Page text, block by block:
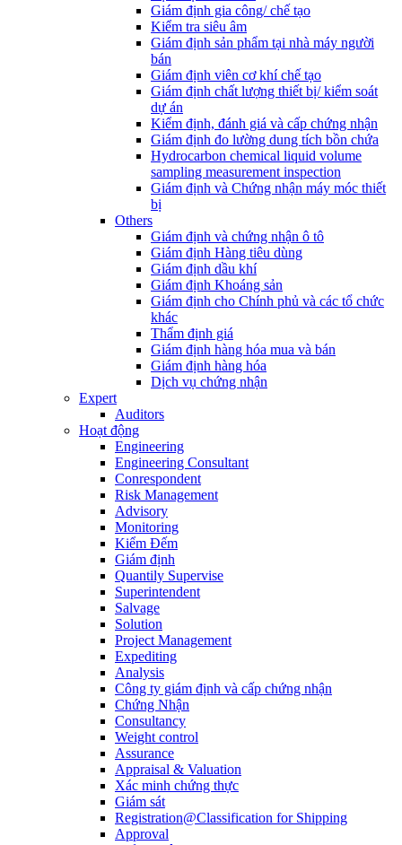
Giám định gia công/ chế tạo
Kiểm tra siêu âm
Giám định sản phẩm tại nhà máy người
bán
Giám định viên cơ khí chế tạo
Giám định chất lượng thiết bị/ kiểm soát
dự án
Kiểm định, đánh giá và cấp chứng nhận
Giám định đo lường dung tích bồn chứa
Hydrocarbon chemical liquid volume
sampling measurement inspection
Giám định và Chứng nhận máy móc thiết
bị
Others
Giám định và chứng nhận ô tô
Giám định Hàng tiêu dùng
Giám định dầu khí
Giám định Khoáng sản
Giám định cho Chính phủ và các tổ chức
khác
Thẩm định giá
Giám định hàng hóa mua và bán
Giám định hàng hóa
Dịch vụ chứng nhận
Expert
Auditors
Hoạt động
Engineering
Engineering Consultant
Conrespondent
Risk Management
Advisory
Monitoring
Kiểm Đếm
Giám định
Quantily Supervise
Superintendent
Salvage
Solution
Project Management
Expediting
Analysis
Công ty giám định và cấp chứng nhận
Chứng Nhận
Consultancy
Weight control
Assurance
Appraisal & Valuation
Xác minh chứng thực
Giám sát
Registration@Classification for Shipping
Approval